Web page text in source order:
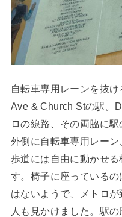
自転車専用レーンを抜
Ave & Church Stの駅。
ロの線路、その両脇に
外側に自転車専用レーン
歩道には自由に動かせ
す。椅子に座っている
はないようで、メトロ
人も見かけました。駅